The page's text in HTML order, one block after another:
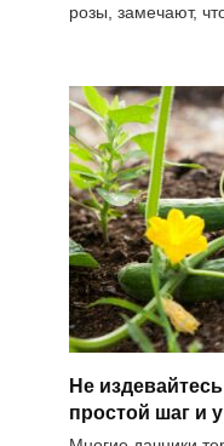
розы, замечают,
Не
простой шаг и